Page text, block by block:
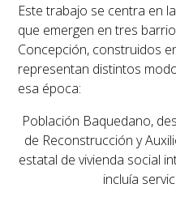
Este trabajo se centra en
que emergen en tres
Concepción, construidos
representan distintos
esa época:
Población Baquedano,
de Reconstrucción y
estatal de vivienda social
incluía